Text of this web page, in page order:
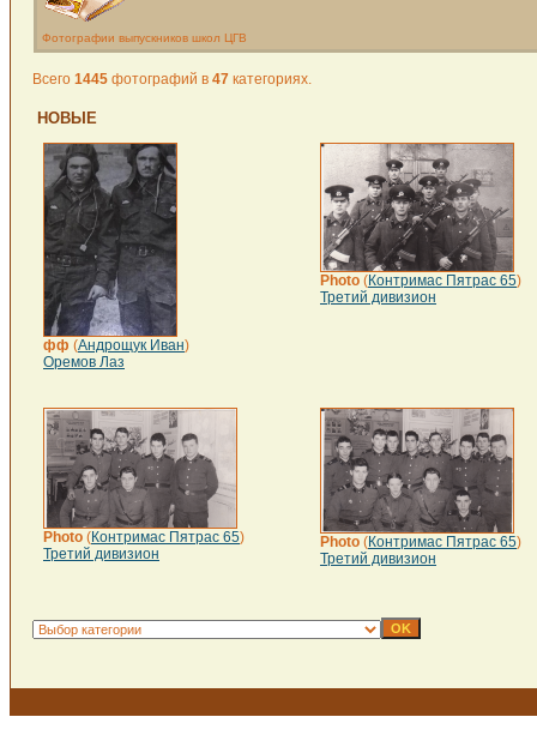
Фотографии выпускников школ ЦГВ
Всего 1445 фотографий в 47 категориях.
НОВЫЕ
фф (Андрощук Иван)
Оремов Лаз
Photo (Контримас Пятрас 65)
Третий дивизион
Photo (Контримас Пятрас 65)
Третий дивизион
Photo (Контримас Пятрас 65)
Третий дивизион